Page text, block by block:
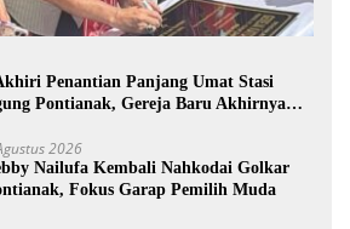
Penantian Panjang Umat Stasi
Pontianak, Gereja Baru Akhirnya
2026
Nailufa Kembali Nahkodai Golkar
Fokus Garap Pemilih Muda